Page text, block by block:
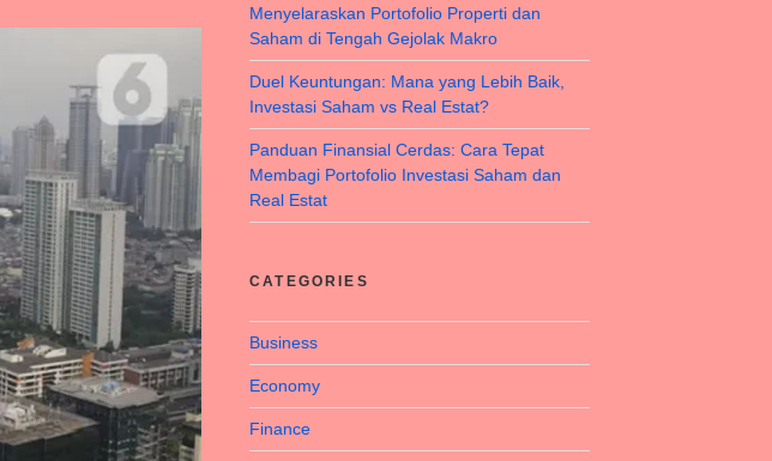
Menyelaraskan Portofolio Properti dan
Saham di Tengah Gejolak Makro
Duel Keuntungan: Mana yang Lebih Baik,
Investasi Saham vs Real Estat?
Panduan Finansial Cerdas: Cara Tepat
Membagi Portofolio Investasi Saham dan
Real Estat
CATEGORIES
Business
Economy
Finance